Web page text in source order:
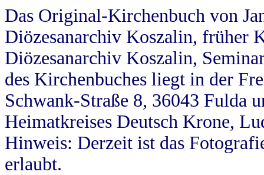
Das Original-Kirchenbuch von
Diözesanarchiv Koszalin, früher
Diözesanarchiv Koszalin,
des Kirchenbuches liegt in der
Schwank-Straße 8, 36043 Fulda
Heimatkreises Deutsch Krone,
Hinweis: Derzeit ist das
erlaubt.